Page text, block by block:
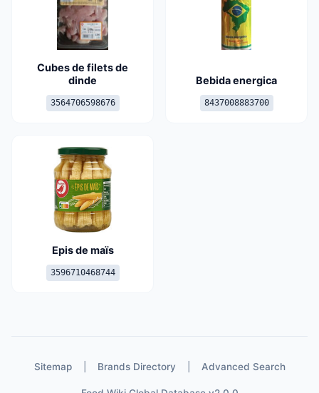
Cubes de filets de
dinde
3564706598676
Bebida energica
8437008883700
Epis de maïs
3596710468744
Sitemap Brands Directory Advanced Search